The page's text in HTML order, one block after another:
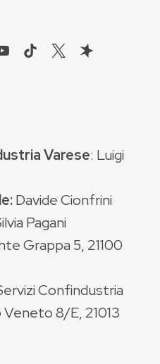
Varese: Luigi
Davide Cionfrini
Pagani
Grappa 5, 21100
Confindustria
8/E, 21013